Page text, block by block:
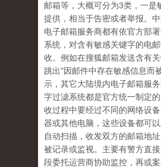
邮箱等，大概可分为3类，一是
提供，相当于告密或者举报。
电子邮箱服务商都有依官方部
系统，对含有敏感关键字的电
收。例如在搜狐邮箱发送含有
跳出"因邮件中存在敏感信息而
示，其它大陆境内电子邮箱服
字过滤系统都是官方统一制定
收过程中要经过不同的网络设
器或其他电脑，这些设备都可
自动扫描，收发双方的邮箱地
被记录或监视。主要有警方直
段委托运营商协助监控，再或